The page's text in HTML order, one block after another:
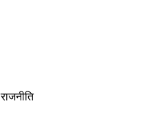
राजनीति